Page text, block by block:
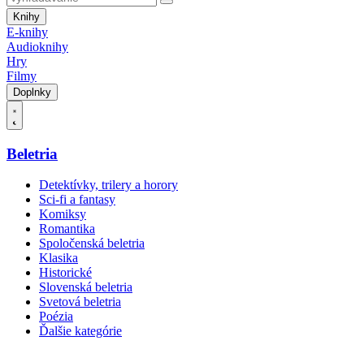
Knihy
E-knihy
Audioknihy
Hry
Filmy
Doplnky
Beletria
Detektívky, trilery a horory
Sci-fi a fantasy
Komiksy
Romantika
Spoločenská beletria
Klasika
Historické
Slovenská beletria
Svetová beletria
Poézia
Ďalšie kategórie